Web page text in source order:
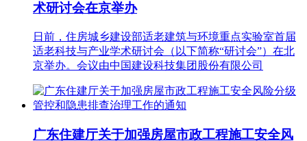
术研讨会在京举办
日前，住房城乡建设部适老建筑与环境重点实验室首届
适老科技与产业学术研讨会（以下简称“研讨会”）在北
京举办。会议由中国建设科技集团股份有限公司
广东住建厅关于加强房屋市政工程施工安全风